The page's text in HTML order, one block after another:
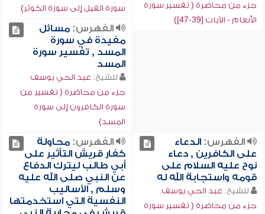
جزء من محاضرة ( تفسير سورة
الأنعام - الآيات [39-47])
سورة الفيل إلى سورة الكوثر)
الفهرس:مسائل
مفيدة في سورة
المسد , تفسير سورة
المسد
للشيخ: عبد الحي يوسف
جزء من محاضرة ( تفسير من
سورة الكافرون إلى سورة
المسد)
الفهرس:الدعاء
على الكافرين , دعاء
نوح عليه السلام على
قومه واستجابة الله له
للشيخ: عبد الحي يوسف
جزء من محاضرة ( تفسير سورة
الفهرس:محاولة
كفار قريش التأثير على
أبي طالب ليترك الدفاع
عن النبي صلى الله عليه
وسلم , الأساليب
النفسية التي استخدمتها